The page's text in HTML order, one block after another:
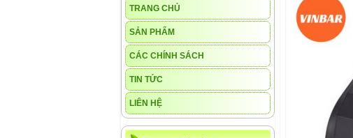
TRANG CHỦ
SẢN PHẨM
CÁC CHÍNH SÁCH
TIN TỨC
LIÊN HỆ